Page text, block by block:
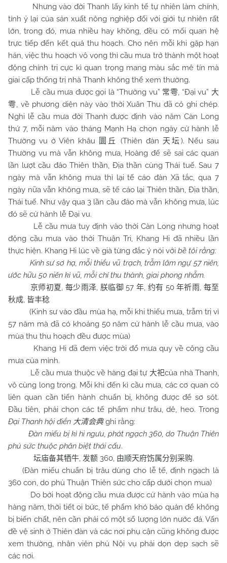
Nhưng vào đời Thanh lấy kinh tế tự nhiên làm chính,
tính ỷ lại của sản xuất nông nghiệp đối với giới tự nhiên rất
lớn, trong đó, mưa nhiều hay không, đều có mối quan hệ
trực tiếp đến kết quả thu hoạch. Cho nên mỗi khi gặp hạn
hán, việc thu hoạch vô vọng thì cầu mưa trở thành một hoạt
động chính trị cực kì quan trọng mang màu sắc mê tín mà
giai cấp thống trị nhà Thanh không thể xem thường.
Lễ cầu mưa được gọi là “Thường vu” 常雩, “Đại vu” 大
雩, về phương diện này vào thời Xuân Thu đã có ghi chép.
Nghi lễ cầu mưa đời Thanh được định vào năm Càn Long
thứ 7, mỗi năm vào tháng Mạnh Hạ chọn ngày cử hành lễ
Thường vu ở Viên khâu
圜丘 (Thiên đàn 天坛). Nếu sau
Thường vu mà vẫn không mưa, Hoàng đế sẽ sai các quan
lần lượt cầu đảo Thiên thần, Địa thần cùng Thái tuế. Sau 7
ngày mà vẫn không mưa thì lại tế cáo đàn Xã tắc, qua 7
ngày nữa vẫn không mưa, sẽ tế cáo lại Thiên thần, Địa thần,
Thái tuế. Như vậy qua 3 lần cầu đảo mà vẫn không mưa, lúc
đó sẽ cử hành lễ Đại vu.
Lễ cầu mưa tuy định vào thời Càn Long nhưng hoạt
động cầu mưa vào thời Thuận Tri, Khang Hi đã nhiều lần
thực hiện. Khang Hi lúc về già từng đắc ý nói với bề tôi rằng:
Kinh sư sơ hạ, mỗi thiểu vũ trạch, trẫm lâm ngự 57 niên,
ước hữu 50 niên kì vũ, mỗi chí thu thành, giai phong nhẫm.
京师初夏, 每少雨泽, 朕临御57 年, 约有 50年祈雨, 每至
秋成, 皆丰稔
(Kinh sư vào đầu mùa hạ, mỗi khi thiếu mưa, trẫm trị vì
57 năm mà đã có khoảng 50 năm cử hành lễ cầu mưa, vào
mùa thu thu hoạch đều được mùa)
Khang Hi đã đem việc trời đổ mưa quy về công cầu
mưa của mình.
Lễ cầu mưa thuộc về hàng đại tự 大祀của nhà Thanh,
vô cùng long trọng. Mỗi khi đến kì cầu mưa, các cơ quan có
liên quan cần tiến hành chuẩn bị, không được để sơ sót.
Đầu tiên, phải chọn các tế phẩm như trâu, dê, heo. Trong
Đại Thanh hội điển 大清会典 ghi rằng:
Đàn miếu bị kì hi ngưu, phát ngạch 360, do Thuận Thiên
phủ sức thuộc phân biệt thái cấu.
坛庙备其牺牛, 发额360, 由顺天府饬属分别采购.
(Đàn miếu chuẩn bị trâu dùng cho lễ tế, định ngạch là
360 con, do phủ Thuận Thiên sức cho cấp dưới chọn mua)
Do bởi hoạt động cầu mưa được cử hành vào mùa hạ
hàng năm, thời tiết oi bức, tế phẩm khó bảo quản để không
bị biến chất, nên cần phải có một số lượng lớn nước đá. Vấn
đề vệ sinh ở Thiên đàn và các nơi phụ cận cũng không được
xem thường, nhân viên phủ Nội vụ phải dọn dẹp sạch sẽ
các nơi.